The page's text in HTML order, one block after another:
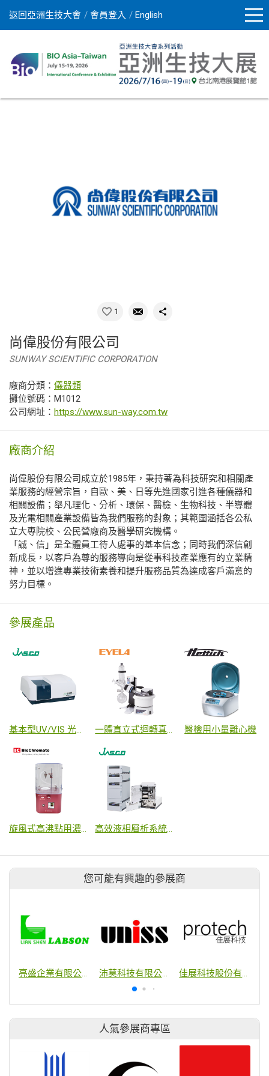
返回亞洲生技大會 會員登入 English
1
尚偉股份有限公司
SUNWAY SCIENTIFIC CORPORATION
廠商分類： 儀器類
攤位號碼：M1012
公司網址： https://www.sun-way.com.tw
廠商介紹
尚偉股份有限公司成立於1985年，秉持著為科技研究和相關產
業服務的經營宗旨，自歐、美、日等先進國家引進各種儀器和
相關設備；舉凡理化、分析、環保、醫檢、生物科技、半導體
及光電相關產業設備皆為我們服務的對象；其範圍涵括各公私
立大專院校、公民營廠商及醫學研究機構。
「誠、信」是全體員工待人處事的基本信念；同時我們深信創
新成長，以客戶為尊的服務導向是從事科技產業應有的立業精
神，並以增進專業技術素養和提升服務品質為達成客戶滿意的
努力目標。
參展產品
基本型UV/VIS 光譜儀 一體直立式迴轉真空減壓濃縮機 醫檢用小量離心機
旋風式高沸點用濃縮儀 高效液相層析系統 (HPLC)
您可能有興趣的參展商
沛莫科技有限公司
人氣參展商專區